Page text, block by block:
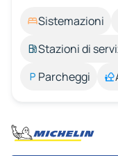
Sistemazioni
Stazioni di
Parcheggi